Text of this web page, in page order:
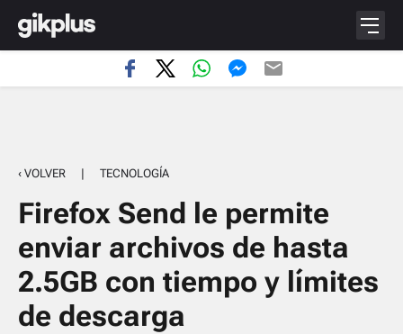
‹ VOLVER | TECNOLOGÍA
Firefox Send le permite
enviar archivos de hasta
2.5GB con tiempo y límites
de descarga